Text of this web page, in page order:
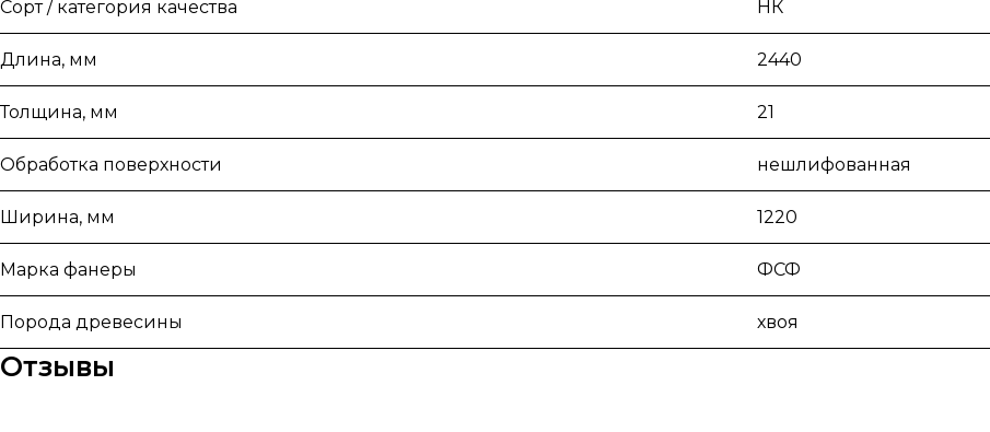
Сорт / категория качества НК
Длина, мм 2440
Толщина, мм 21
Обработка поверхности нешлифованная
Ширина, мм 1220
Марка фанеры ФСФ
Порода древесины хвоя
Отзывы